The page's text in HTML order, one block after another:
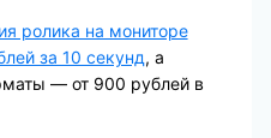
ролика на мониторе
за 10 секунд, а
— от 900 рублей в